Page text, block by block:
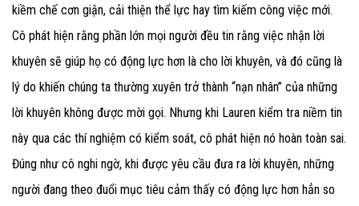
kiềm chế cơn giận, cải thiện thể lực hay tìm kiếm công việc mới.
Cô phát hiện rằng phần lớn mọi người đều tin rằng việc nhận lời
khuyên sẽ giúp họ có động lực hơn là cho lời khuyên, và đó cũng là
lý do khiến chúng ta thường xuyên trở thành “nạn nhân” của những
lời khuyên không được mời gọi. Nhưng khi Lauren kiểm tra niềm tin
này qua các thí nghiệm có kiểm soát, cô phát hiện nó hoàn toàn sai.
Đúng như cô nghi ngờ, khi được yêu cầu đưa ra lời khuyên, những
người đang theo đuổi mục tiêu cảm thấy có động lực hơn hẳn so